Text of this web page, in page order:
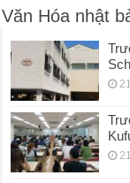
Văn Hóa nhật